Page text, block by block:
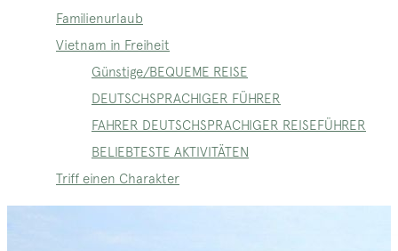
Familienurlaub
Vietnam in Freiheit
Günstige/BEQUEME REISE
DEUTSCHSPRACHIGER FÜHRER
FAHRER DEUTSCHSPRACHIGER REISEFÜHRER
BELIEBTESTE AKTIVITÄTEN
Triff einen Charakter